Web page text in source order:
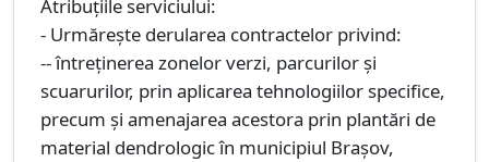
Atribuțiile serviciului:
- Urmăreşte derularea contractelor privind:
-- întreţinerea zonelor verzi, parcurilor şi
scuarurilor, prin aplicarea tehnologiilor specifice,
precum şi amenajarea acestora prin plantări de
material dendrologic în municipiul Braşov,